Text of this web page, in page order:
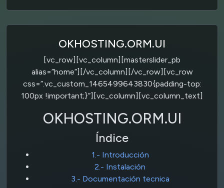
OKHOSTING.ORM.UI
[vc_row][vc_column][masterslider_pb
alias=”home”][/vc_column][/vc_row][vc_row
css=”.vc_custom_1465499643830{padding-top:
100px !important;}”][vc_column][vc_column_text]
OKHOSTING.ORM.UI
Índice
1.- Introducción
2.- Instalación
3.- Documentación tecnica